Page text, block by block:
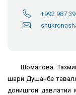
+992 987
Шоматова
шаҳри Душанбе
донишгоҳи